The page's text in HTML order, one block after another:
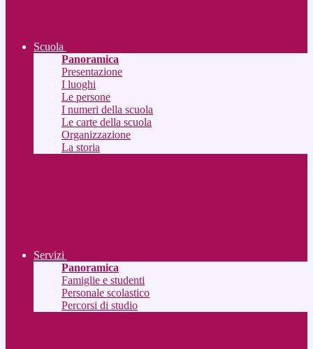
Scuola
Panoramica
Presentazione
I luoghi
Le persone
I numeri della scuola
Le carte della scuola
Organizzazione
La storia
Servizi
Panoramica
Famiglie e studenti
Personale scolastico
Percorsi di studio